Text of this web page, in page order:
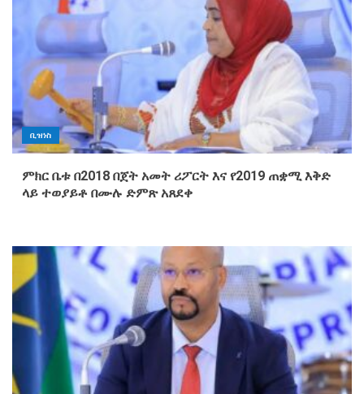
ቢዝነስ
ምክር ቤቱ በ2018 በጀት አመት ሪፖርት እና የ2019 ጠቋሚ እቅድ
ላይ ተወያይቶ በሙሉ ድምጽ አጸደቀ